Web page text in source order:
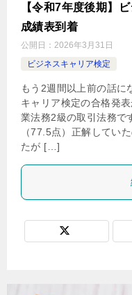
【令和7年度後期】
成績表到着
公開日： 2026年3月31日
ビジネスキャリア検定
もう2週間以上前の話に
キャリア検定の合格発
業法務2級の取引法務で
（77.5点）正解してい
たが […]